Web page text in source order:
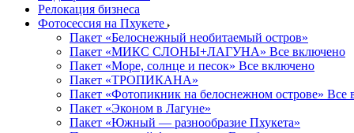
Релокация бизнеса
Фотоcессия на Пхукете
Пакет «Белоснежный необитаемый остров»
Пакет «МИКС СЛОНЫ+ЛАГУНА» Все включено
Пакет «Море, солнце и песок» Все включено
Пакет «ТРОПИКАНА»
Пакет «Фотопикник на белоснежном острове» Все
Пакет «Эконом в Лагуне»
Пакет «Южный — разнообразие Пхукета»